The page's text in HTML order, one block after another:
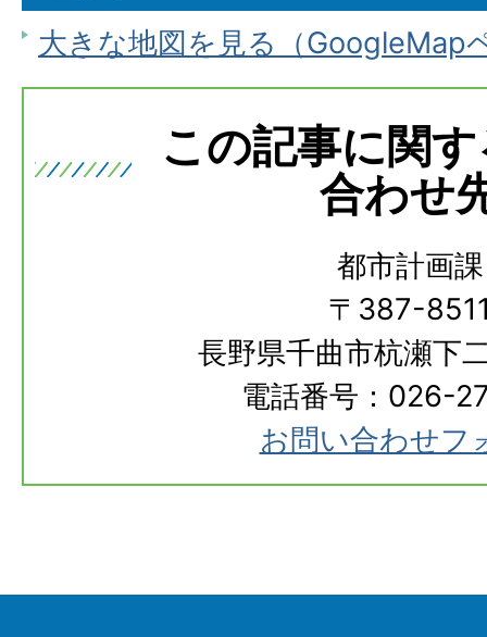
大きな地図を見る（GoogleMap
この記事に関
合わせ
都市計画課
〒387-
長野県千曲市杭瀬下
電話番号：026-
お問い合わせフ